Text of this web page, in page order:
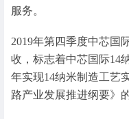
服务。
2019年第四季度中芯国
收，标志着中芯国际14
年实现14纳米制造工艺
路产业发展推进纲要》